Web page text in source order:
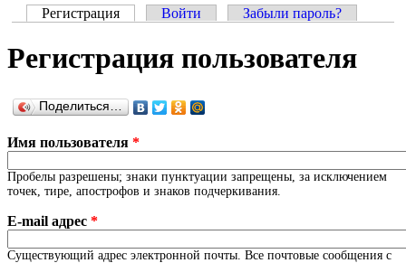
Регистрация (активная вкладка)
Войти Забыли пароль?
Регистрация пользователя
Поделиться…
Имя пользователя *
Пробелы разрешены; знаки пунктуации запрещены, за исключением
точек, тире, апострофов и знаков подчеркивания.
E-mail адрес *
Существующий адрес электронной почты. Все почтовые сообщения с